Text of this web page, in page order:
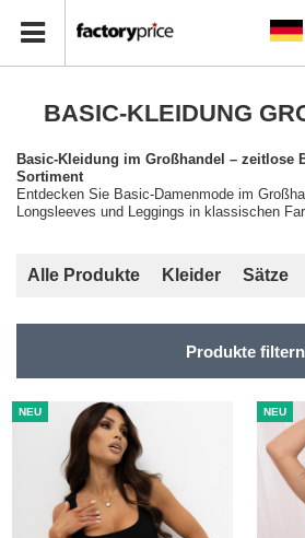
BASIC-KLEIDUNG
Basic-Kleidung im Großhandel – zeitlose
Sortiment
Entdecken Sie Basic-Damenmode im
Longsleeves und Leggings in klassischen
Sie sich kostenlos und sichern Sie sich
oder Ihren Online-Shop.
Alle Produkte Kleider Sätze
Produkte filtern
NEU NEU